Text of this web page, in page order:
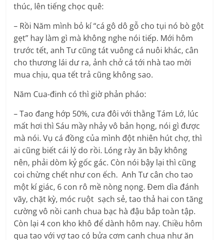
thúc, lên tiếng chọc quê:
– Rồi Năm mình bỏ kí “cá gô dô gỗ cho tụi nó bò gột
gẹt” hay làm gì mà không nghe nói tiếp. Mới hôm
trước tết, anh Tư cũng tát vuông cá nuôi khác, cân
cho thương lái dư ra, ảnh chở cá tới nhà tao mời
mua chịu, qua tết trả cũng không sao.
Năm Cua-đinh có thì giờ phản pháo:
– Tao đang hớp 50%, cưa đôi với thằng Tám Lớ, lúc
mất hơi thì Sáu mầy nhảy vô bản họng, nói gì được
mà nói. Vụ cá đồng của mình đột nhiên hút chợ, thì
ai cũng biết cái lý do rồi. Lóng rày ăn bậy không
nên, phải dòm kỷ gốc gác. Còn nói bậy lại thì cũng
coi chừng chết như con ếch. Anh Tư cân cho tao
một kí giác, 6 con rô mề nòng nọng. Đem dìa đánh
vãy, chặt kỳ, móc ruột sạch sẻ, tao thả hai con tăng
cường vô nồi canh chua bạc hà đậu bắp toàn tập.
Còn lại 4 con kho khô để dành hôm nay. Chiều hôm
qua tao với vợ tao có bửa cơm canh chua như ăn